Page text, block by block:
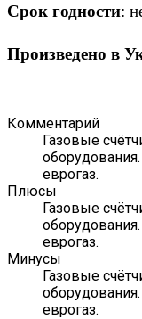
Срок годности:
Произведено в
Комментарий
Газовые
еврогаз.
Плюсы
Газовые
еврогаз.
Минусы
Газовые
еврогаз.